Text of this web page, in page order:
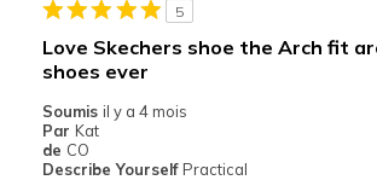
Sizing
5
Love Skechers shoe the Arch fit
shoes ever
Soumis il y a 4 mois
Par Kat
de CO
Describe Yourself Practical